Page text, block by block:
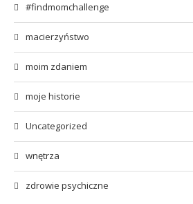
#findmomchallenge
macierzyństwo
moim zdaniem
moje historie
Uncategorized
wnętrza
zdrowie psychiczne